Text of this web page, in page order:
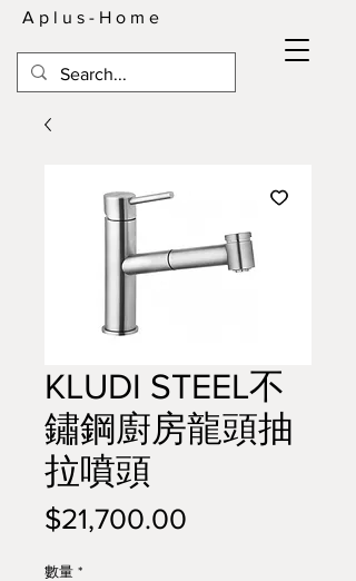
A p l u s - H o m e
KLUDI STEEL不
鏽鋼廚房龍頭抽
拉噴頭
$21,700.00
數量 *